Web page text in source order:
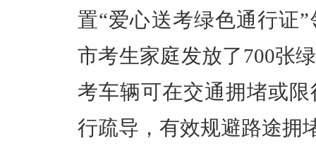
置“爱心送考绿色通行证
市考生家庭发放了700张
考车辆可在交通拥堵或
行疏导，有效规避路途拥